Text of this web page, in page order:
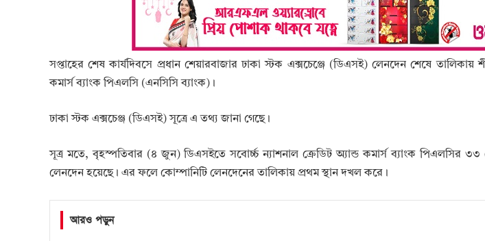
সপ্তাহের শেষ কার্যদিবসে প্রধান শেয়ারবাজার ঢাকা স্টক এক্সচেঞ্জে (ডিএসই) লেনদেন শেষে তালিকায়
কমার্স ব্যাংক পিএলসি (এনসিসি ব্যাংক)।
ঢাকা স্টক এক্সচেঞ্জ (ডিএসই) সূত্রে এ তথ্য জানা গেছে।
সূত্র মতে, বৃহস্পতিবার (৪ জুন) ডিএসইতে সবোর্চ্চ ন্যাশনাল ক্রেডিট অ্যান্ড কমার্স ব্যাংক পিএলসির
লেনদেন হয়েছে। এর ফলে কোম্পানিটি লেনদেনের তালিকায় প্রথম স্থান দখল করে।
আরও পড়ুন